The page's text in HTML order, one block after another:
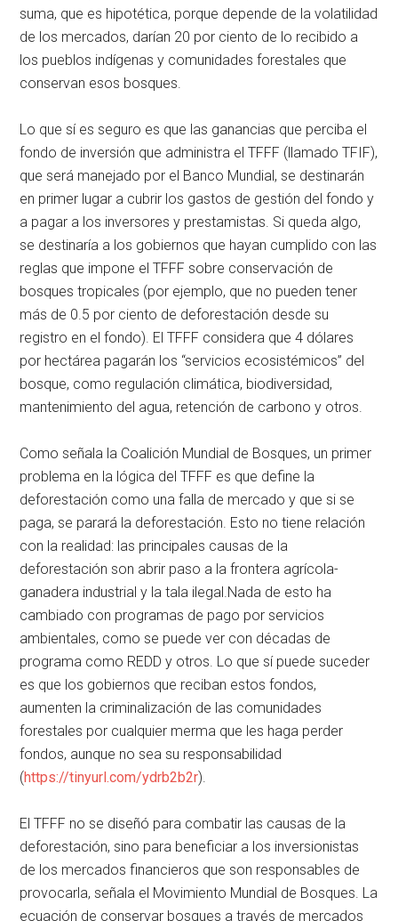
suma, que es hipotética, porque depende de la volatilidad
de los mercados, darían 20 por ciento de lo recibido a
los pueblos indígenas y comunidades forestales que
conservan esos bosques.
Lo que sí es seguro es que las ganancias que perciba el
fondo de inversión que administra el TFFF (llamado TFIF),
que será manejado por el Banco Mundial, se destinarán
en primer lugar a cubrir los gastos de gestión del fondo y
a pagar a los inversores y prestamistas. Si queda algo,
se destinaría a los gobiernos que hayan cumplido con las
reglas que impone el TFFF sobre conservación de
bosques tropicales (por ejemplo, que no pueden tener
más de 0.5 por ciento de deforestación desde su
registro en el fondo). El TFFF considera que 4 dólares
por hectárea pagarán los “servicios ecosistémicos” del
bosque, como regulación climática, biodiversidad,
mantenimiento del agua, retención de carbono y otros.
Como señala la Coalición Mundial de Bosques, un primer
problema en la lógica del TFFF es que define la
deforestación como una falla de mercado y que si se
paga, se parará la deforestación. Esto no tiene relación
con la realidad: las principales causas de la
deforestación son abrir paso a la frontera agrícola-
ganadera industrial y la tala ilegal.Nada de esto ha
cambiado con programas de pago por servicios
ambientales, como se puede ver con décadas de
programa como REDD y otros. Lo que sí puede suceder
es que los gobiernos que reciban estos fondos,
aumenten la criminalización de las comunidades
forestales por cualquier merma que les haga perder
fondos, aunque no sea su responsabilidad
(https://tinyurl.com/ydrb2b2r).
El TFFF no se diseñó para combatir las causas de la
deforestación, sino para beneficiar a los inversionistas
de los mercados financieros que son responsables de
provocarla, señala el Movimiento Mundial de Bosques. La
ecuación de conservar bosques a través de mercados